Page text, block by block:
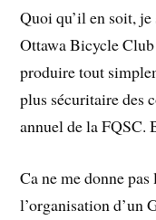
Quoi qu’il en soit,
Ottawa Bicycle Club
produire tout
plus sécuritaire des
annuel de la FQSC.
Ca ne me donne
l’organisation d’un